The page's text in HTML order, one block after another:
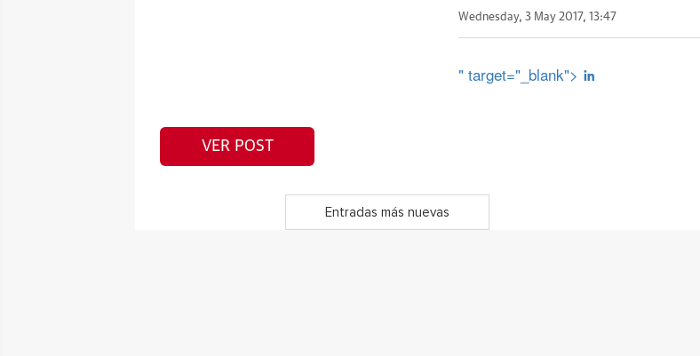
Wednesday, 3 May 2017, 13:47
" target="_blank">
VER POST
Entradas más nuevas